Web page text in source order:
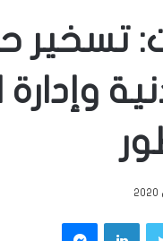
تويتر لينكدإن ماسنجر